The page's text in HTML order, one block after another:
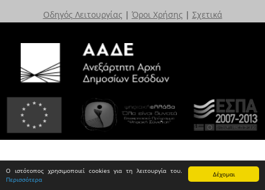
Δέχομαι
Ο ιστότοπος χρησιμοποιεί cookies για τη λειτουργία του.
Περισσότερα
Οδηγός Λειτουργίας | Όροι Χρήσης | Σχετικά